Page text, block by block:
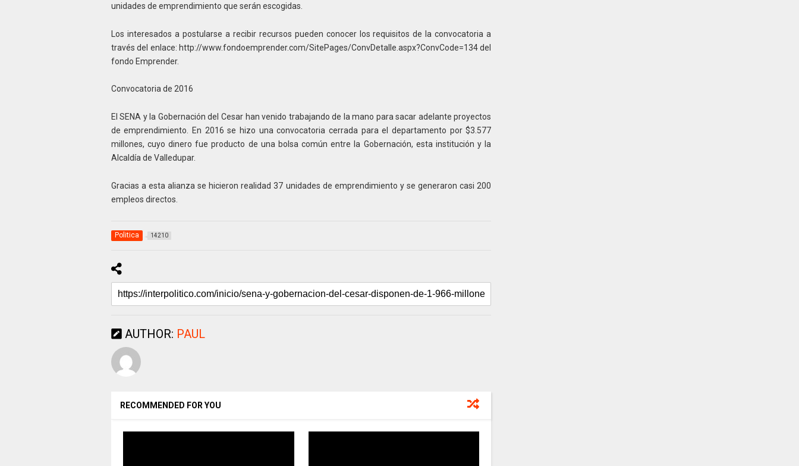
unidades de emprendimiento que serán escogidas.
Los interesados a postularse a recibir recursos pueden conocer los requisitos de la convocatoria a
través del enlace: http://www.fondoemprender.com/SitePages/ConvDetalle.aspx?ConvCode=134 del
fondo Emprender.
Convocatoria de 2016
El SENA y la Gobernación del Cesar han venido trabajando de la mano para sacar adelante proyectos
de emprendimiento. En 2016 se hizo una convocatoria cerrada para el departamento por $3.577
millones, cuyo dinero fue producto de una bolsa común entre la Gobernación, esta institución y la
Alcaldía de Valledupar.
Gracias a esta alianza se hicieron realidad 37 unidades de emprendimiento y se generaron casi 200
empleos directos.
Politica 14210
AUTHOR: PAUL
RECOMMENDED FOR YOU